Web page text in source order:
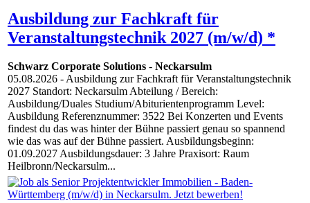
Ausbildung zur Fachkraft für
Veranstaltungstechnik 2027 (m/w/d) *
Schwarz Corporate Solutions - Neckarsulm
05.08.2026 - Ausbildung zur Fachkraft für Veranstaltungstechnik
2027 Standort: Neckarsulm Abteilung / Bereich:
Ausbildung/Duales Studium/Abiturientenprogramm Level:
Ausbildung Referenznummer: 3522 Bei Konzerten und Events
findest du das was hinter der Bühne passiert genau so spannend
wie das was auf der Bühne passiert. Ausbildungsbeginn:
01.09.2027 Ausbildungsdauer: 3 Jahre Praxisort: Raum
Heilbronn/Neckarsulm...